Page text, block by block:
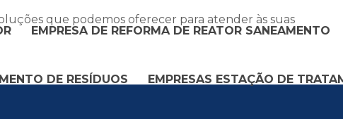
EMPRESA DE REFORMA DE REATOR SANEAMENTO
DE RESÍDUOS EMPRESAS ESTAÇÃO DE
que podemos oferecer para atender às suas